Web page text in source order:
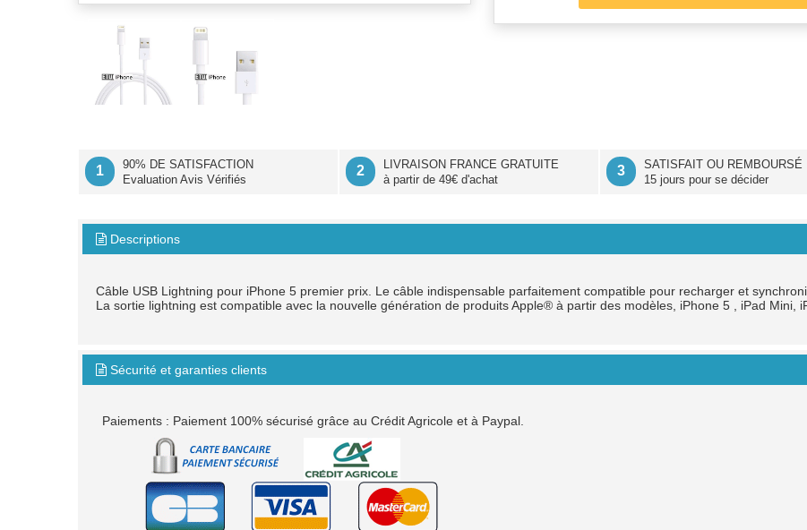
1
90% DE SATISFACTION
Evaluation Avis Vérifiés
2
LIVRAISON FRANCE GRATUITE
à partir de 49€ d'achat
3
SATISFAIT OU REMBOURSÉ
15 jours pour se décider
 Descriptions
Câble USB Lightning pour iPhone 5 premier prix. Le câble indispensable parfaitement compatible pour recharger et
La sortie lightning est compatible avec la nouvelle génération de produits Apple® à partir des modèles, iPhone 5 , iPad Mini,
 Sécurité et garanties clients
Paiements : Paiement 100% sécurisé grâce au Crédit Agricole et à Paypal.